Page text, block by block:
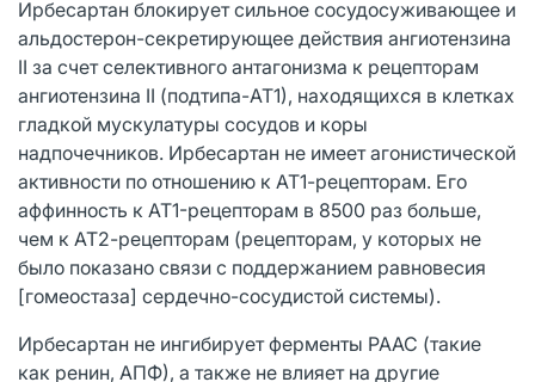
Ирбесартан блокирует сильное сосудосуживающее и
альдостерон-секретирующее действия ангиотензина
II за счет селективного антагонизма к рецепторам
ангиотензина II (подтипа-AT1), находящихся в клетках
гладкой мускулатуры сосудов и коры
надпочечников. Ирбесартан не имеет агонистической
активности по отношению к АТ1-рецепторам. Его
аффинность к AT1-рецепторам в 8500 раз больше,
чем к АТ2-рецепторам (рецепторам, у которых не
было показано связи с поддержанием равновесия
[гомеостаза] сердечно-сосудистой системы).
Ирбесартан не ингибирует ферменты РААС (такие
как ренин, АПФ), а также не влияет на другие